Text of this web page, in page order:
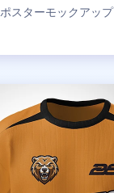
スターモックアップ